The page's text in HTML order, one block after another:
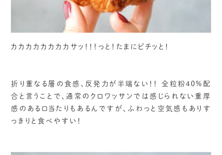
カカカカカカカカサッ！！！っと！たまにピチッと！
折り重なる層の食感、反発力が半端ない！！ 全粒粉40%配
合と言うことで、通常のクロワッサンでは感じられない重厚
感のある口当たりもあるんですが、ふわっと空気感もありす
っきりと食べやすい！